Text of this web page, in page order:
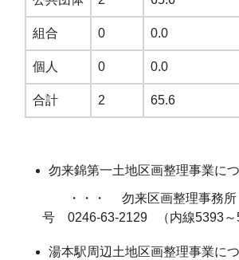
組合 0 0.0
個人 0 0.0
合計 2 65.6
勿来錦第一土地区画整理事業に
・・・ 勿来区画整理事務所
号 0246-63-2129 （内線5393～
湯本駅周辺土地区画整理事業に